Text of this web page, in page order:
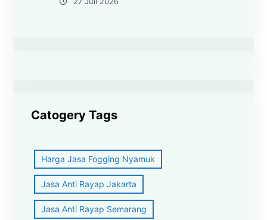
Catogery Tags
Harga Jasa Fogging Nyamuk
Jasa Anti Rayap Jakarta
Jasa Anti Rayap Semarang